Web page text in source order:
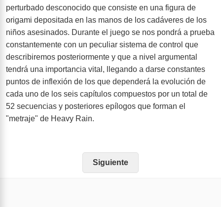
perturbado desconocido que consiste en una figura de
origami depositada en las manos de los cadáveres de los
niños asesinados. Durante el juego se nos pondrá a prueba
constantemente con un peculiar sistema de control que
describiremos posteriormente y que a nivel argumental
tendrá una importancia vital, llegando a darse constantes
puntos de inflexión de los que dependerá la evolución de
cada uno de los seis capítulos compuestos por un total de
52 secuencias y posteriores epílogos que forman el
"metraje" de Heavy Rain.
Siguiente